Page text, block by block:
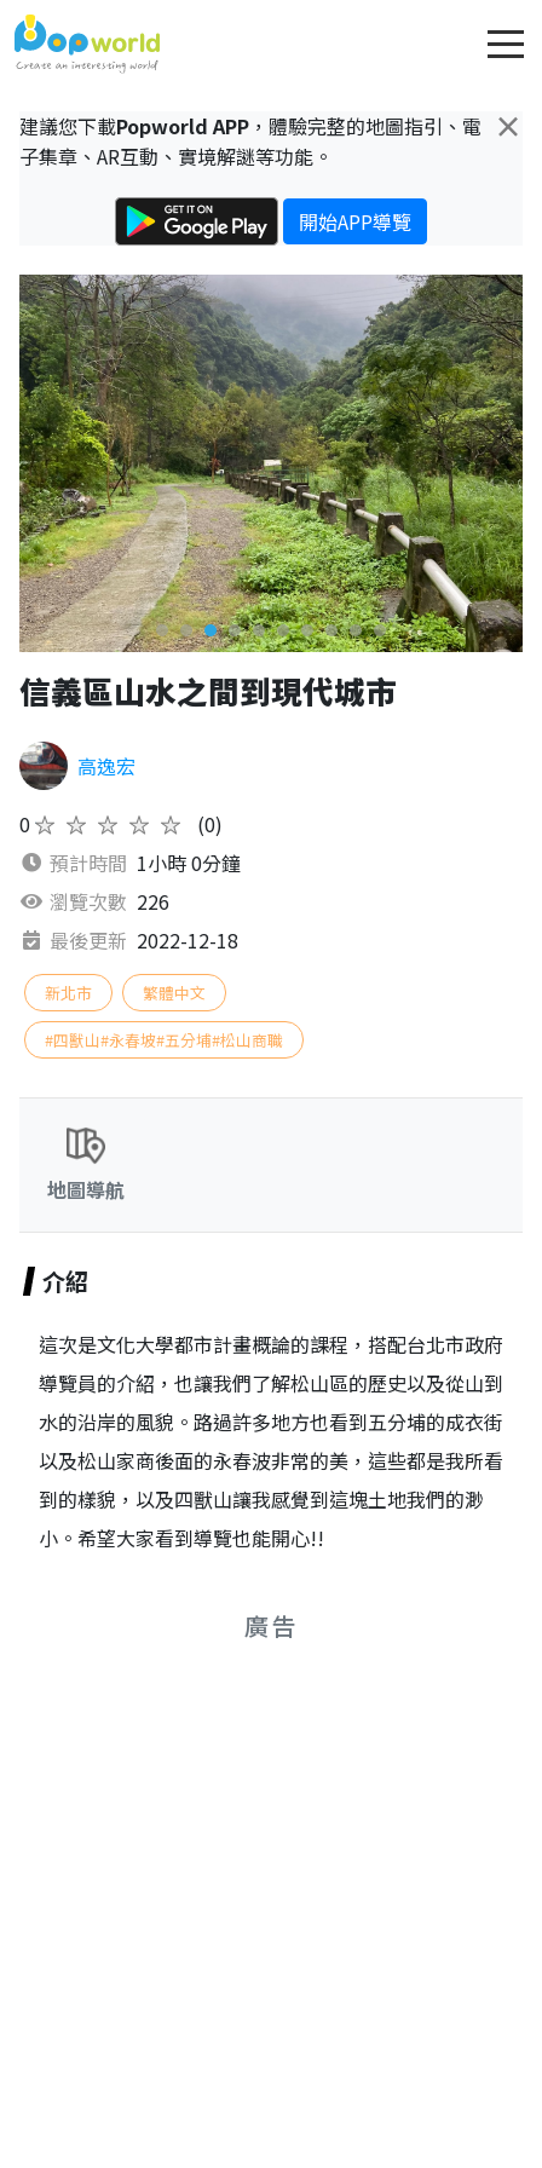
×
建議您下載Popworld APP ，體驗完整的地圖指引、電
子集章、AR互動、實境解謎等功能。
開始APP導覽
信義區山水之間到現代城市
高逸宏
0★★★★★
(0)
預計時間 1小時 0分鐘
瀏覽次數 226
最後更新 2022-12-18
新北市 繁體中文
#四獸山#永春坡#五分埔#松山商職
地圖導航
介紹
這次是文化大學都市計畫概論的課程，搭配台北市政府
導覽員的介紹，也讓我們了解松山區的歷史以及從山到
水的沿岸的風貌。路過許多地方也看到五分埔的成衣街
以及松山家商後面的永春波非常的美，這些都是我所看
到的樣貌，以及四獸山讓我感覺到這塊土地我們的渺
小。希望大家看到導覽也能開心!!
廣告